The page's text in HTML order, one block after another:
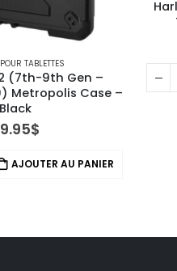
TABLETTES
(7th-9th Gen –
Metropolis Case –
Black
$
AJOUTER AU PANIER